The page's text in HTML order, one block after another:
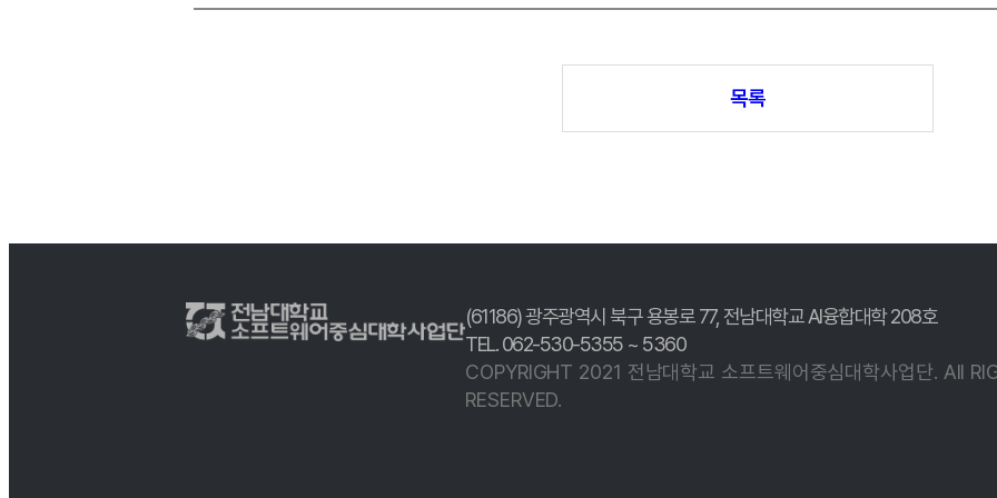
목록
(61186) 광주광역시 북구 용봉로 77, 전남대학교 AI융합대학 208호
TEL. 062-530-5355 ~ 5360
COPYRIGHT 2021 전남대학교 소프트웨어중심대학사업단. All
RESERVED.